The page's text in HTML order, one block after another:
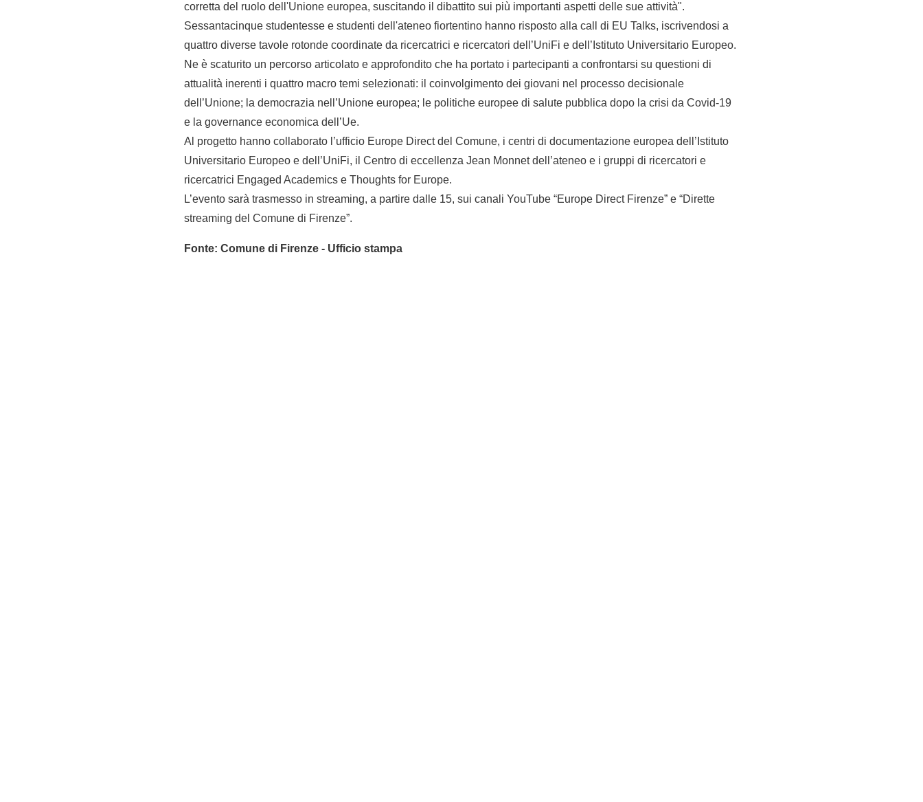
corretta del ruolo dell'Unione europea, suscitando il dibattito sui più importanti aspetti delle sue attività".
Sessantacinque studentesse e studenti dell'ateneo fiortentino hanno risposto alla call di EU Talks, iscrivendosi a
quattro diverse tavole rotonde coordinate da ricercatrici e ricercatori dell’UniFi e dell’Istituto Universitario Europeo.
Ne è scaturito un percorso articolato e approfondito che ha portato i partecipanti a confrontarsi su questioni di
attualità inerenti i quattro macro temi selezionati: il coinvolgimento dei giovani nel processo decisionale
dell’Unione; la democrazia nell’Unione europea; le politiche europee di salute pubblica dopo la crisi da Covid-19
e la governance economica dell’Ue.
Al progetto hanno collaborato l’ufficio Europe Direct del Comune, i centri di documentazione europea dell’Istituto
Universitario Europeo e dell’UniFi, il Centro di eccellenza Jean Monnet dell’ateneo e i gruppi di ricercatori e
ricercatrici Engaged Academics e Thoughts for Europe.
L’evento sarà trasmesso in streaming, a partire dalle 15, sui canali YouTube “Europe Direct Firenze” e “Dirette
streaming del Comune di Firenze”.
Fonte: Comune di Firenze - Ufficio stampa